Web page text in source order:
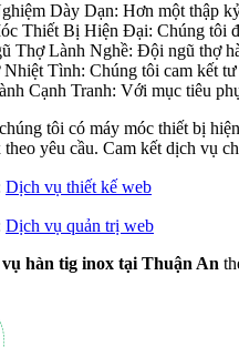
Dày Dạn: Hơn một thập
Thiết Bị Hiện Đại: Chúng tôi
Thợ Lành Nghề: Đội ngũ thợ
Tình: Chúng tôi cam kết tư
Cạnh Tranh: Với mục tiêu
tôi có máy móc thiết bị
yêu cầu. Cam kết dịch vụ
Dịch vụ thiết kế web
Dịch vụ quản trị web
hàn tig inox tại Thuận An